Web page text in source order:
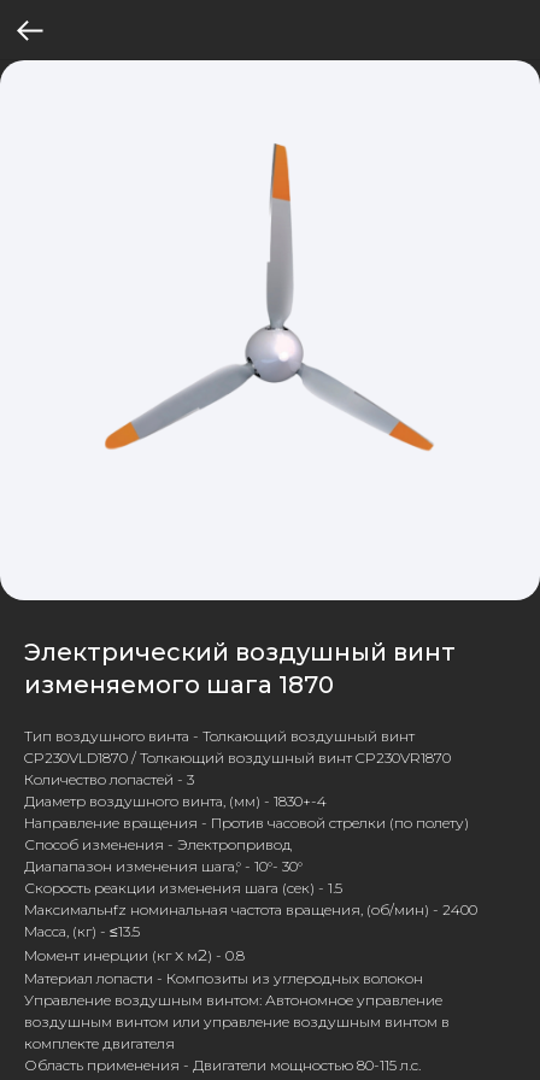
Электрический воздушный винт
изменяемого шага 1870
Тип воздушного винта - Толкающий воздушный винт
CP230VLD1870 / Толкающий воздушный винт CP230VR1870
Количество лопастей - 3
Диаметр воздушного винта, (мм) - 1830+-4
Направление вращения - Против часовой стрелки (по полету)
Способ изменения - Электропривод
Диапапазон изменения шага,° - 10°- 30°
Скорость реакции изменения шага (сек) - 1.5
Максимальнfz номинальная частота вращения, (об/мин) - 2400
Масса, (кг) - ≤13.5
Момент инерции (кгх м2) - 0.8
Материал лопасти - Композиты из углеродных волокон
Управление воздушным винтом: Автономное управление
воздушным винтом или управление воздушным винтом в
комплекте двигателя
Область применения - Двигатели мощностью 80-115 л.с.